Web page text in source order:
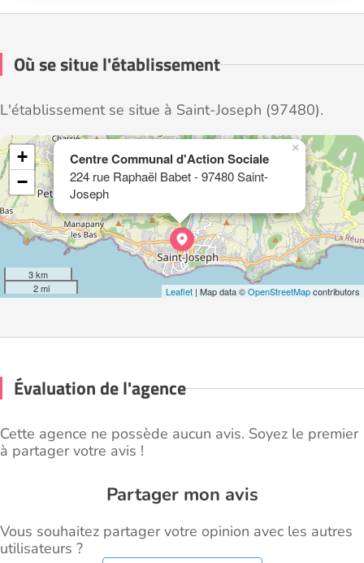
Où se situe l'établissement
L'établissement se situe à Saint-Joseph (97480).
Centre Communal d'Action Sociale
224 rue Raphaël Babet - 97480 Saint-
Joseph
×
+
−
3 km
2 mi
Leaflet | Map data ©OpenStreetMapcontributors
Évaluation de l'agence
Cette agence ne possède aucun avis. Soyez le premier
à partager votre avis !
Partager mon avis
Vous souhaitez partager votre opinion avec les autres
utilisateurs ?